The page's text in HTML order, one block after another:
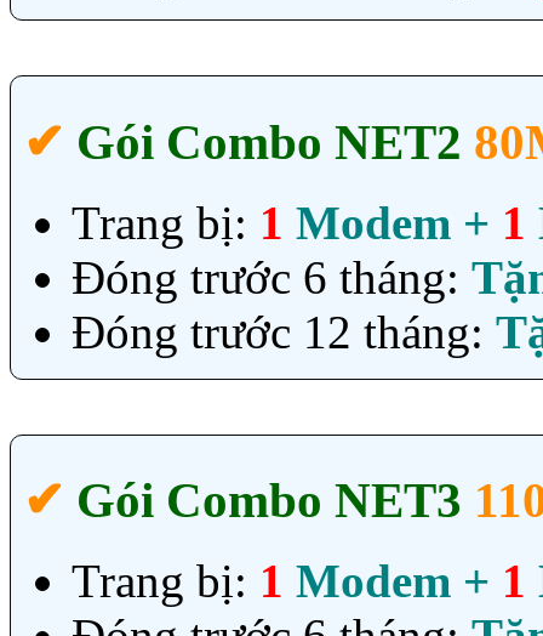
✔‎ Gói Combo NET2
Trang bị: 1 Modem + 1
Đóng trước 6 tháng:
Đóng trước 12 tháng:
✔‎ Gói Combo NET3
Trang bị: 1 Modem + 1